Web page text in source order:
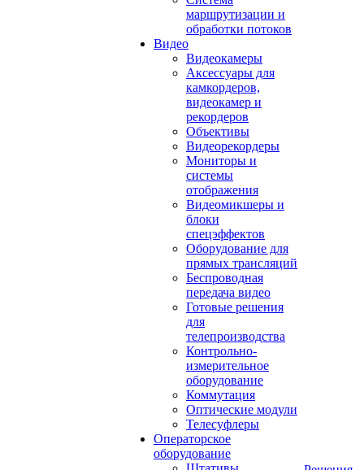
маршрутизации и
обработки потоков
Видео
Видеокамеры
Аксессуары для
камкордеров,
видеокамер и
рекордеров
Объективы
Видеорекордеры
Мониторы и
системы
отображения
Видеомикшеры и
блоки
спецэффектов
Оборудование для
прямых трансляций
Беспроводная
передача видео
Готовые решения
для
телепроизводства
Контрольно-
измерительное
оборудование
Коммутация
Оптические модули
Телесуфлеры
Операторское
оборудование